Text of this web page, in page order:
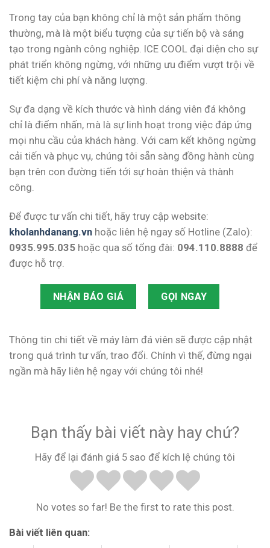
Trong tay của bạn không chỉ là một sản phẩm thông
thường, mà là một biểu tượng của sự tiến bộ và sáng
tạo trong ngành công nghiệp. ICE COOL đại diện cho sự
phát triển không ngừng, với những ưu điểm vượt trội về
tiết kiệm chi phí và năng lượng.
Sự đa dạng về kích thước và hình dáng viên đá không
chỉ là điểm nhấn, mà là sự linh hoạt trong việc đáp ứng
mọi nhu cầu của khách hàng. Với cam kết không ngừng
cải tiến và phục vụ, chúng tôi sẵn sàng đồng hành cùng
bạn trên con đường tiến tới sự hoàn thiện và thành
công.
Để được tư vấn chi tiết, hãy truy cập website:
kholanhdanang.vn hoặc liên hệ ngay số Hotline (Zalo):
0935.995.035 hoặc qua số tổng đài: 094.110.8888 để
được hỗ trợ.
NHẬN BÁO GIÁ GỌI NGAY
Thông tin chi tiết về máy làm đá viên sẽ được cập nhật
trong quá trình tư vấn, trao đổi. Chính vì thế, đừng ngại
ngần mà hãy liên hệ ngay với chúng tôi nhé!
Bạn thấy bài viết này hay chứ?
Hãy để lại đánh giá 5 sao để kích lệ chúng tôi
No votes so far! Be the first to rate this post.
Bài viết liên quan: